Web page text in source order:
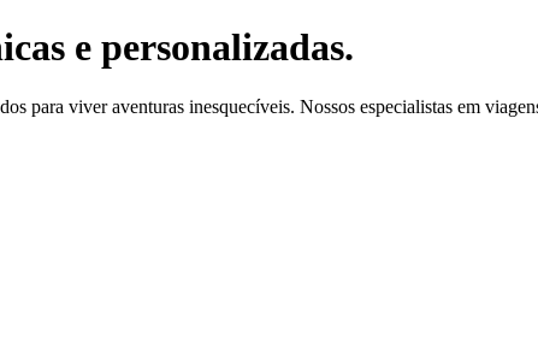
e personalizadas.
para viver aventuras inesquecíveis. Nossos especialistas em